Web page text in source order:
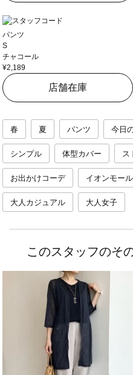
パンツ
S
チャコール
¥2,189
店舗在庫
春 夏 パンツ 今日
シンプル 体型カバー ス
お出かけコーデ イオンモー
大人カジュアル 大人女子
このスタッフのそ